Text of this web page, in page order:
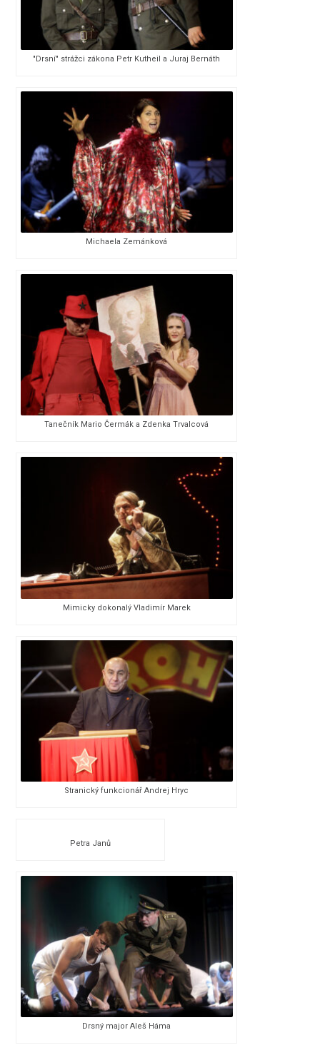
"Drsní" strážci zákona Petr Kutheil a Juraj Bernáth
Michaela Zemánková
Tanečník Mario Čermák a Zdenka Trvalcová
Mimicky dokonalý Vladimír Marek
Stranický funkcionář Andrej Hryc
Petra Janů
Drsný major Aleš Háma